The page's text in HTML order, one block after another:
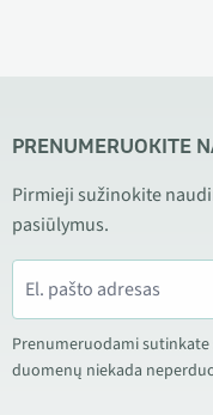
PRENUMERUOKITE
Pirmieji sužinokite
pasiūlymus.
Prenumeruodami
duomenų niekada